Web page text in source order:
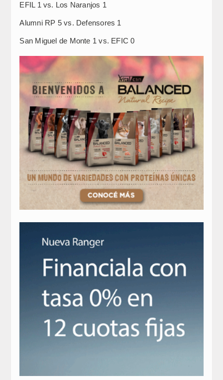
EFIL 1 vs. Los Naranjos 1
Alumni RP 5 vs. Defensores 1
San Miguel de Monte 1 vs. EFIC 0